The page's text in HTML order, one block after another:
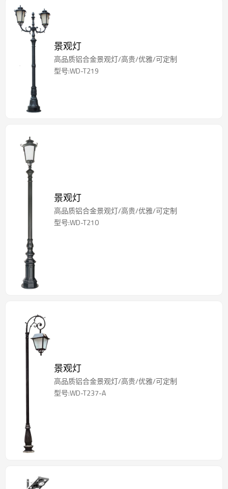
景观灯
高品质铝合金景观灯/高贵/优雅/可定制
型号:WD-T219
景观灯
高品质铝合金景观灯/高贵/优雅/可定制
型号:WD-T210
景观灯
高品质铝合金景观灯/高贵/优雅/可定制
型号:WD-T237-A